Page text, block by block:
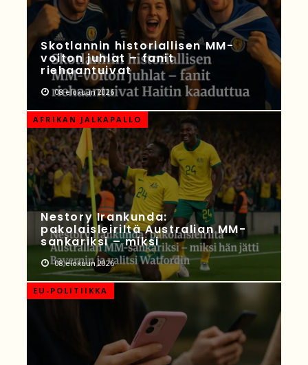
Skotlannin historiallisen MM-
voiton juhlat – fanit
riehaantuivat
08 elokuun 2026
AFRIKAN JALKAPALLO
Nestory Irankunda:
pakolaisleiriltä Australian MM-
sankariksi – miksi
08 elokuun 2026
EU-POLITIIKKA